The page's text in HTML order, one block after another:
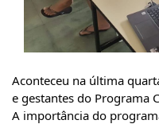
Aconteceu na última
e gestantes do Programa
A importância do